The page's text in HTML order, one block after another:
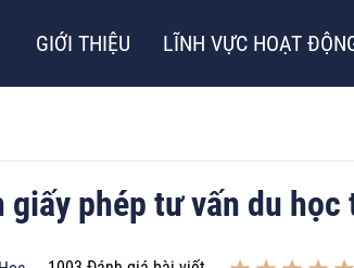
GIỚI THIỆU LĨNH VỰC HOẠT
giấy phép tư vấn du